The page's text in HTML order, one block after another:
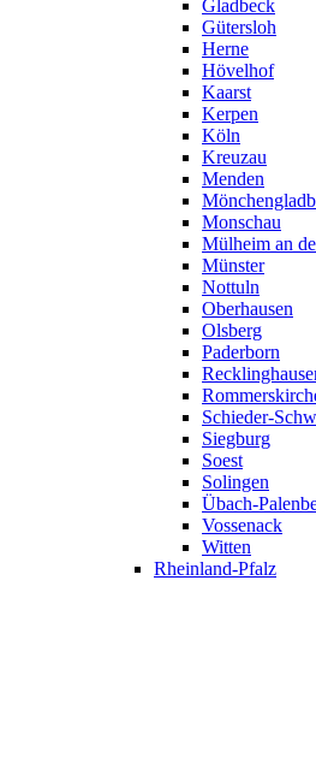
Gladbeck
Gütersloh
Herne
Hövelhof
Kaarst
Kerpen
Köln
Kreuzau
Menden
Monschau
Mülheim an
Münster
Nottuln
Oberhausen
Olsberg
Paderborn
Schieder-
Siegburg
Soest
Solingen
Übach-
Vossenack
Witten
Rheinland-Pfalz